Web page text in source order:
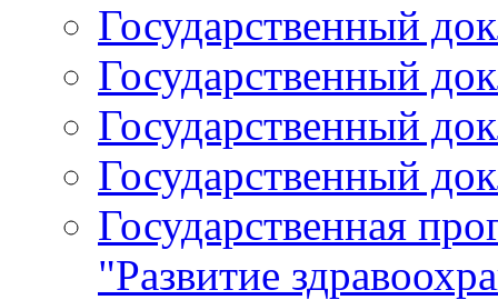
Государственный
Государственный
Государственный
Государственный
Государственная
"Развитие